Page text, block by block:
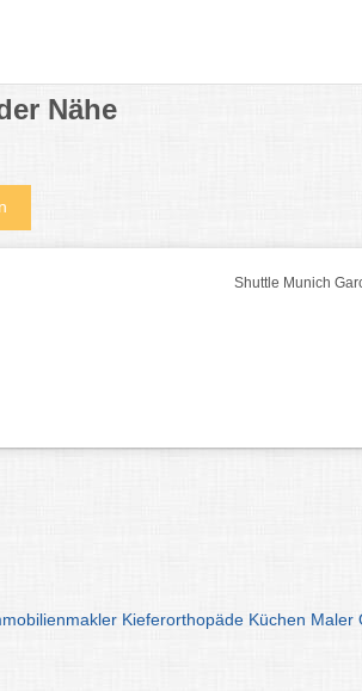
Nähe
Shuttle Munich
Kieferorthopäde Küchen Maler